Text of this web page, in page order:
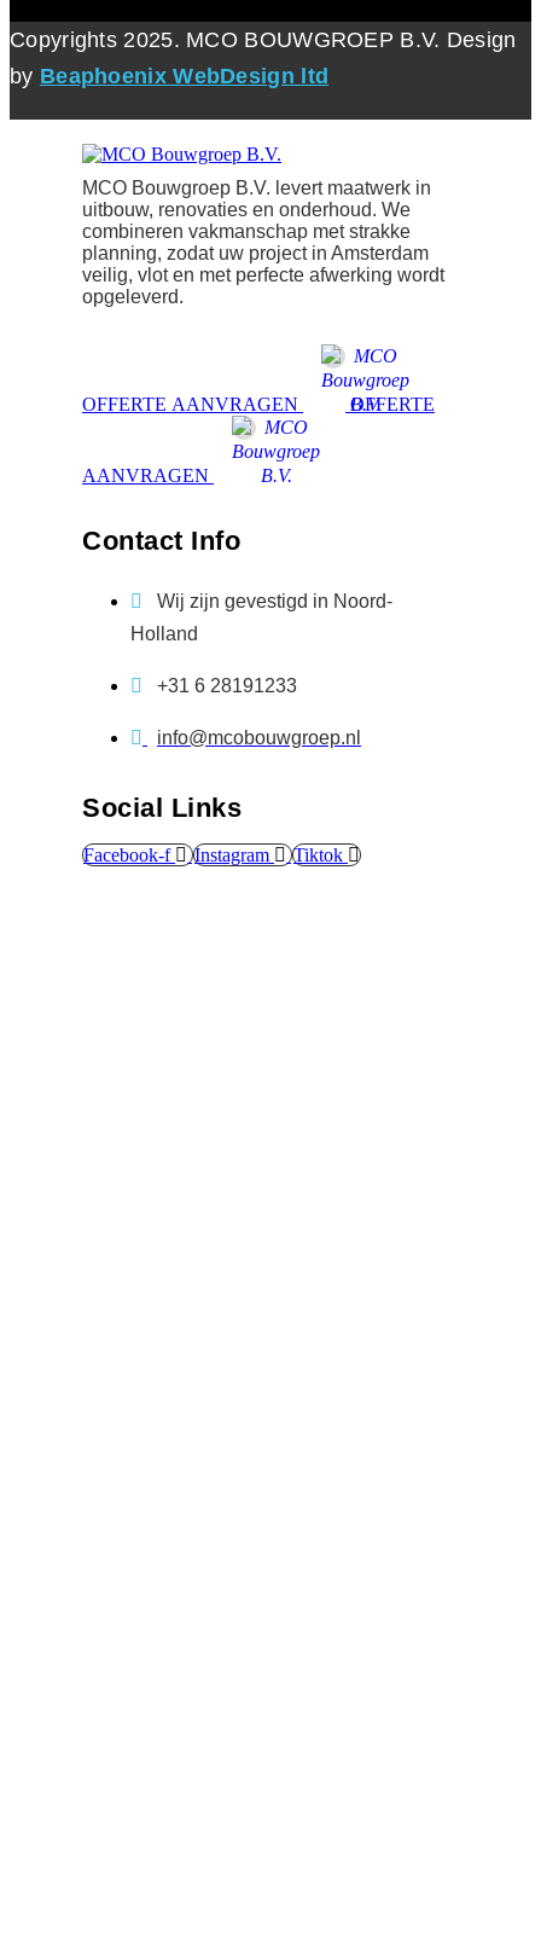
Copyrights 2025. MCO BOUWGROEP B.V. Design
by Beaphoenix WebDesign ltd
MCO Bouwgroep B.V. levert maatwerk in
uitbouw, renovaties en onderhoud. We
combineren vakmanschap met strakke
planning, zodat uw project in Amsterdam
veilig, vlot en met perfecte afwerking wordt
opgeleverd.
OFFERTЕ AANVRAGEN OFFERTЕ
AANVRAGEN
Contact Info
Wij zijn gevestigd in Noord-
Holland
+31 6 28191233
info@mcobouwgroep.nl
Social Links
Facebook-f Instagram Tiktok